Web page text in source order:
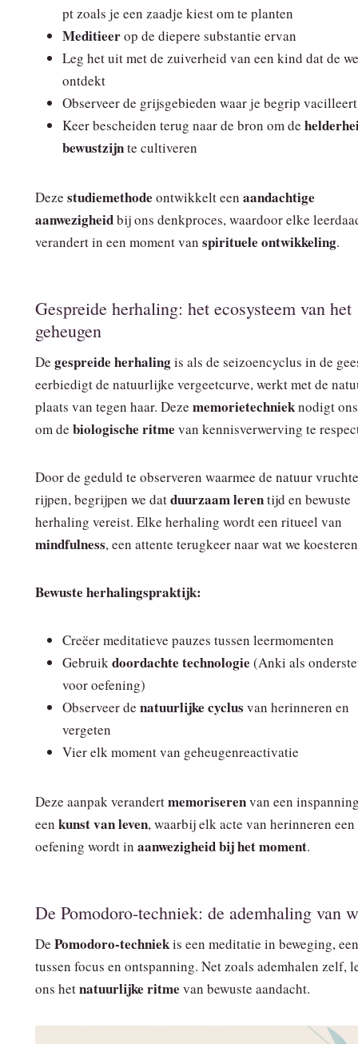
pt zoals je een zaadje kiest om te planten
Meditieerop de diepere substantie ervan
Leg het uit met de zuiverheid van een kind dat de
ontdekt
Observeer de grijsgebieden waar je begrip vacilleert
Keer bescheiden terug naar de bron om de
bewustzijnte cultiveren
Deze studiemethode ontwikkelt een aandachtige
aanwezigheidbij ons denkproces, waardoor elke
verandert in een moment van spirituele ontwikkeling.
Gespreide herhaling: het ecosysteem van het
geheugen
De gespreide herhalingis als de seizoencyclus in de
eerbiedigt de natuurlijke vergeetcurve, werkt met de
plaats van tegen haar. Deze memorietechnieknodigt
om de biologische ritme van kennisverwerving te
Door de geduld te observeren waarmee de natuur
rijpen, begrijpen we datduurzaam lerentijd en bewuste
herhaling vereist. Elke herhaling wordt een ritueel van
mindfulness, een attente terugkeer naar wat we
Bewuste herhalingspraktijk:
Creëer meditatieve pauzes tussen leermomenten
Gebruikdoordachte technologie (Anki als
voor oefening)
Observeer de natuurlijke cyclus van herinneren en
vergeten
Vier elk moment van geheugenreactivatie
Deze aanpak verandertmemoriserenvan een
een kunst van leven, waarbij elk acte van herinneren een
oefening wordt in aanwezigheid bij het moment.
De Pomodoro-techniek: de ademhaling van
De Pomodoro-techniekis een meditatie in beweging,
tussen focus en ontspanning. Net zoals ademhalen zelf,
ons hetnatuurlijke ritme van bewuste aandacht.